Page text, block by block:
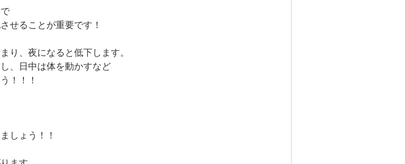
せることが重要です！
り、夜になると低下します。
、日中は体を動かすなど
！！！
しょう！！